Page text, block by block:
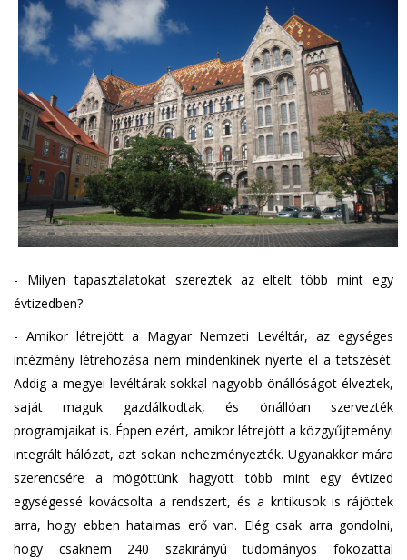
- Milyen tapasztalatokat szereztek az eltelt több mint egy
évtizedben?
- Amikor létrejött a Magyar Nemzeti Levéltár, az egységes
intézmény létrehozása nem mindenkinek nyerte el a tetszését.
Addig a megyei levéltárak sokkal nagyobb önállóságot élveztek,
saját maguk gazdálkodtak, és önállóan szervezték
programjaikat is. Éppen ezért, amikor létrejött a közgyűjteményi
integrált hálózat, azt sokan nehezményezték. Ugyanakkor mára
szerencsére a mögöttünk hagyott több mint egy évtized
egységessé kovácsolta a rendszert, és a kritikusok is rájöttek
arra, hogy ebben hatalmas erő van. Elég csak arra gondolni,
hogy csaknem 240 szakirányú tudományos fokozattal